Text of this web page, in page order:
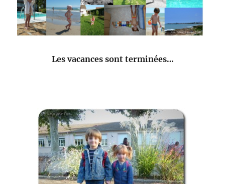
Les vacances sont terminées…